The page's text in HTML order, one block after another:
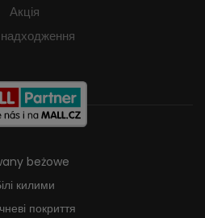
Акція
beżowe
килими
покриття